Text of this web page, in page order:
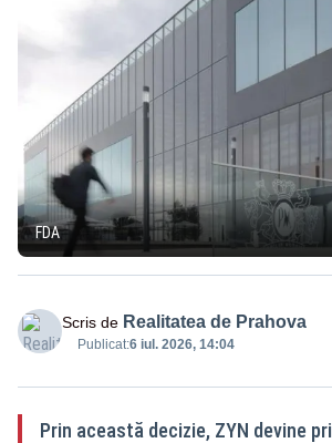
FDA
Scris de Realitatea de Prahova
Publicat:6 iul. 2026, 14:04
Prin această decizie, ZYN devine